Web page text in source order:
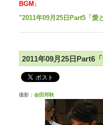
BGM↓
"2011年09月25日Part5「愛
2011年09月25日Part6
撮影： 会田邦秋